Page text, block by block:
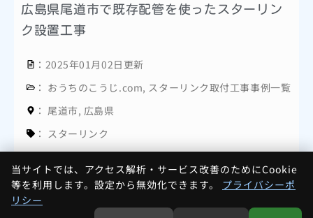
当サイトでは、アクセス解析・サービス改善のためにCookie
等を利用します。設定から無効化できます。
プライバシーポ
リシー
広島県尾道市で既存配管を使ったスターリン
ク設置工事
：2025年01月02日更新
： おうちのこうじ.com, スターリンク取付工事事例一覧
： 尾道市, 広島県
： スターリンク